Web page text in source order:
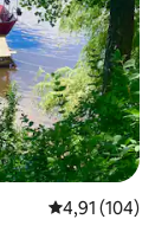
Gemiddelde
4,91 (104)